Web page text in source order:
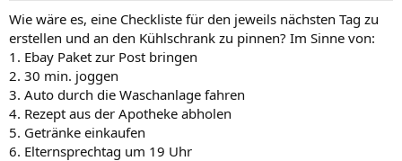
Wie wäre es, eine Checkliste für den jeweils nächsten Tag zu
erstellen und an den Kühlschrank zu pinnen? Im Sinne von:
1. Ebay Paket zur Post bringen
2. 30 min. joggen
3. Auto durch die Waschanlage fahren
4. Rezept aus der Apotheke abholen
5. Getränke einkaufen
6. Elternsprechtag um 19 Uhr